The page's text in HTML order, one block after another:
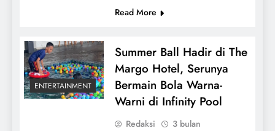
Read More
ENTERTAINMENT
Summer Ball Hadir di The
Margo Hotel, Serunya
Bermain Bola Warna-
Warni di Infinity Pool
Redaksi
3 bulan